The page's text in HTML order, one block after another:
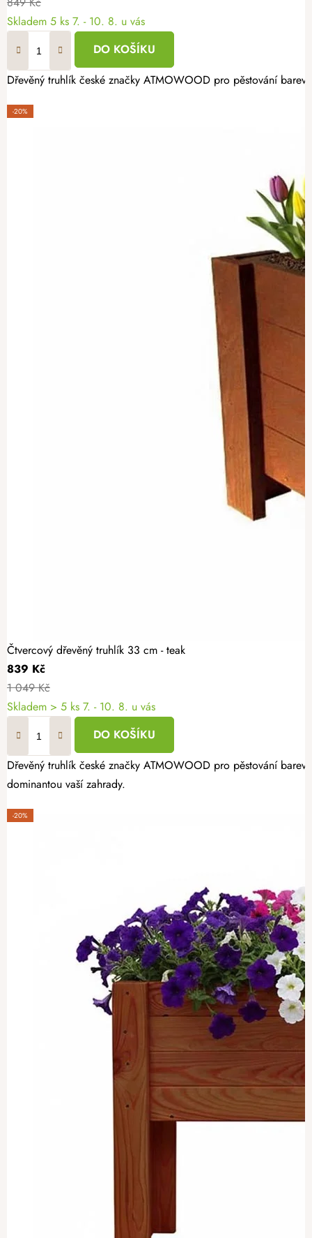
Skladem 5 ks 7. - 10. 8. u vás
DO KOŠÍKU
Dřevěný truhlík české značky ATMOWOOD pro pěstování
-20%
Čtvercový dřevěný truhlík 33 cm - teak
839 Kč
1 049 Kč
Skladem > 5 ks 7. - 10. 8. u vás
DO KOŠÍKU
Dřevěný truhlík české značky ATMOWOOD pro pěstování
dominantou vaší zahrady.
-20%